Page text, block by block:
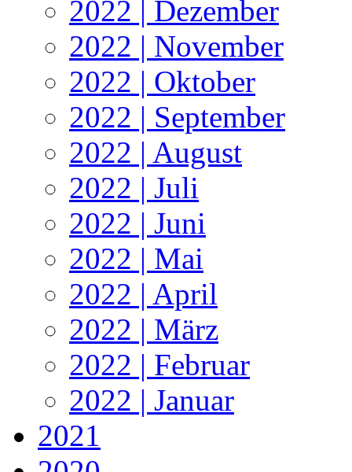
2022 | Dezember
2022 | November
2022 | Oktober
2022 | September
2022 | August
2022 | Juli
2022 | Juni
2022 | Mai
2022 | April
2022 | März
2022 | Februar
2022 | Januar
2021